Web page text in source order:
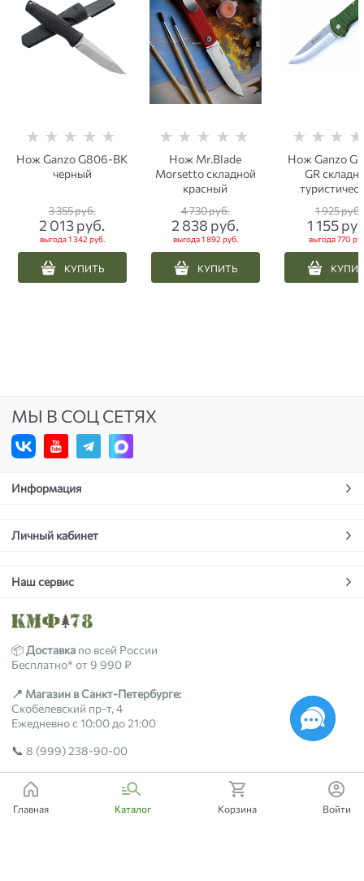
Нож Ganzo G806-BK
черный
3 355 руб.
2 013 руб.
выгода1 342 руб.
КУПИТЬ
Нож Mr.Blade
Morsetto складной
красный
4 730 руб.
2 838 руб.
выгода1 892 руб.
КУПИТЬ
Нож Ganzo
GR
1 925 руб.
1 155
выгода770
МЫ В СОЦ СЕТЯХ
Информация
Личный кабинет
Наш сервис
📦Доставка по всей России
Бесплатно* от 9 990 ₽
📍 Магазин в Санкт-Петербурге:
Скобелевский пр-т, 4
Ежедневно с 10:00 до 21:00
📞 8 (999) 238-90-00
2018-2026 © kmf78.ru
Главная Каталог Корзина Войти